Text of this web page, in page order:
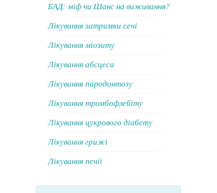
БАД: міф чи Шанс на виживання?
Лікування затримки сечі
Лікування міозиту
Лікування абсцеса
Лікування пародонтозу
Лікування тромбофлебіту
Лікування цукрового діабету
Лікування грижі
Лікування печії